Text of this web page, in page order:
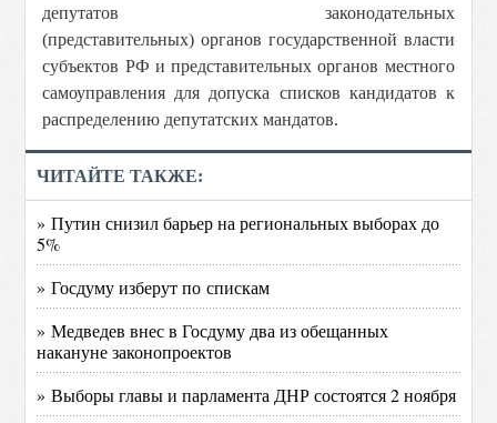
депутатов законодательных
(представительных) органов государственной власти
субъектов РФ и представительных органов местного
самоуправления для допуска списков кандидатов к
распределению депутатских мандатов.
ЧИТАЙТЕ ТАКЖЕ:
» Путин снизил барьер на региональных выборах до
5%
» Госдуму изберут по спискам
» Медведев внес в Госдуму два из обещанных
накануне законопроектов
» Выборы главы и парламента ДНР состоятся 2 ноября